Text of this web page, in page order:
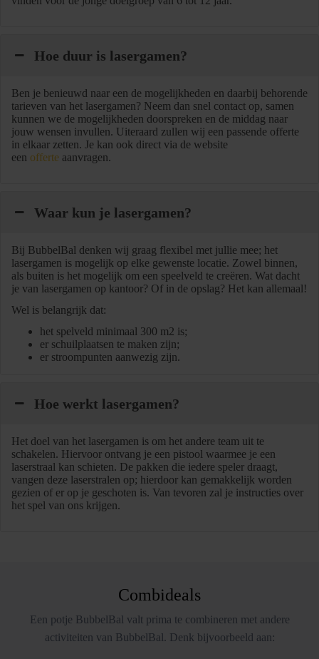
Hoe duur is lasergamen?
Ben je benieuwd naar een de mogelijkheden en daarbij behorende
tarieven van het lasergamen? Neem dan snel contact op, samen
kunnen we de mogelijkheden doorspreken en de middag naar
jouw wensen invullen. Uiteraard zullen wij een passende offerte
in elkaar zetten. Je kan ook direct via de website
een offerte aanvragen.
Waar kun je lasergamen?
Bij BubbelBal denken wij graag flexibel met jullie mee; het
lasergamen is mogelijk op elke gewenste locatie. Zowel binnen,
als buiten is het mogelijk om een speelveld te creëren. Wat dacht
je van lasergamen op kantoor? Of in de opslag? Het kan allemaal!
Wel is belangrijk dat:
het spelveld minimaal 300 m2 is;
er schuilplaatsen te maken zijn;
er stroompunten aanwezig zijn.
Hoe werkt lasergamen?
Het doel van het lasergamen is om het andere team uit te
schakelen. Hiervoor ontvang je een pistool waarmee je een
laserstraal kan schieten. De pakken die iedere speler draagt,
vangen deze laserstralen op; hierdoor kan gemakkelijk worden
gezien of er op je geschoten is. Van tevoren zal je instructies over
het spel van ons krijgen.
Combideals
Een potje BubbelBal valt prima te combineren met andere
activiteiten van BubbelBal. Denk bijvoorbeeld aan: